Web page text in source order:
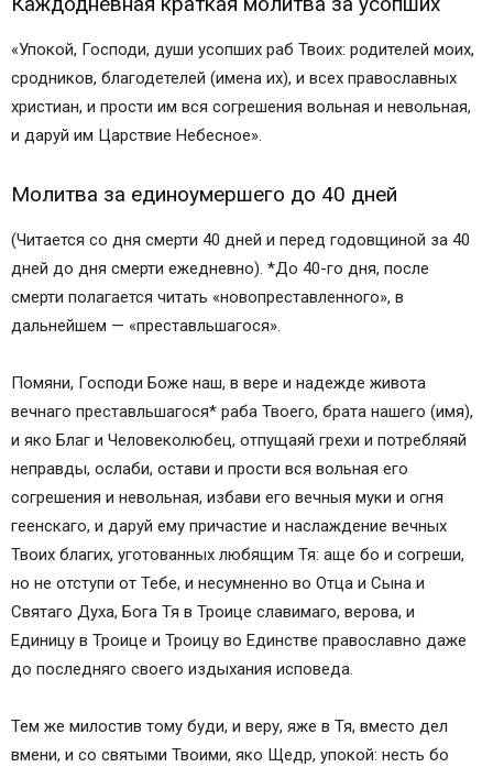
«Упокой, Господи, души усопших раб Твоих: родителей моих,
сродников, благодетелей (имена их), и всех православных
христиан, и прости им вся согрешения вольная и невольная,
и даруй им Царствие Небесное».
Молитва за единоумершего до 40 дней
(Читается со дня смерти 40 дней и перед годовщиной за 40
дней до дня смерти ежедневно). *До 40-го дня, после
смерти полагается читать «новопреставленного», в
дальнейшем — «преставльшагося».
Помяни, Господи Боже наш, в вере и надежде живота
вечнаго преставльшагося* раба Твоего, брата нашего (имя),
и яко Благ и Человеколюбец, отпущаяй грехи и потребляяй
неправды, ослаби, остави и прости вся вольная его
согрешения и невольная, избави его вечныя муки и огня
геенскаго, и даруй ему причастие и наслаждение вечных
Твоих благих, уготованных любящим Тя: аще бо и согреши,
но не отступи от Тебе, и несумненно во Отца и Сына и
Святаго Духа, Бога Тя в Троице славимаго, верова, и
Единицу в Троице и Троицу во Единстве православно даже
до последняго своего издыхания исповеда.
Тем же милостив тому буди, и веру, яже в Тя, вместо дел
вмени, и со святыми Твоими, яко Щедр, упокой: несть бо